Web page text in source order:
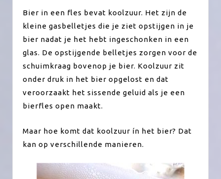
Bier in een fles bevat koolzuur. Het zijn de
kleine gasbelletjes die je ziet opstijgen in je
bier nadat je het hebt ingeschonken in een
glas. De opstijgende belletjes zorgen voor de
schuimkraag bovenop je bier. Koolzuur zit
onder druk in het bier opgelost en dat
veroorzaakt het sissende geluid als je een
bierfles open maakt.
Maar hoe komt dat koolzuur ín het bier? Dat
kan op verschillende manieren.